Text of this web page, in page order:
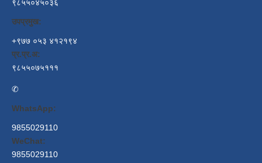
९८५५०४५०३६
उपप्रमुख:
+९७७ ०५३ ४१२१९४
प्र.प्र.अ:
९८५५०७५१११
✆
WhatsApp:
9855029110
WeChat:
9855029110